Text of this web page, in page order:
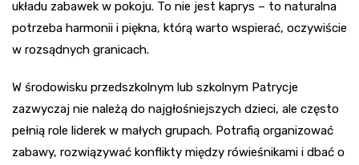
układu zabawek w pokoju. To nie jest kaprys – to naturalna
potrzeba harmonii i piękna, którą warto wspierać, oczywiście
w rozsądnych granicach.
W środowisku przedszkolnym lub szkolnym Patrycje
zazwyczaj nie należą do najgłośniejszych dzieci, ale często
pełnią role liderek w małych grupach. Potrafią organizować
zabawy, rozwiązywać konflikty między rówieśnikami i dbać o